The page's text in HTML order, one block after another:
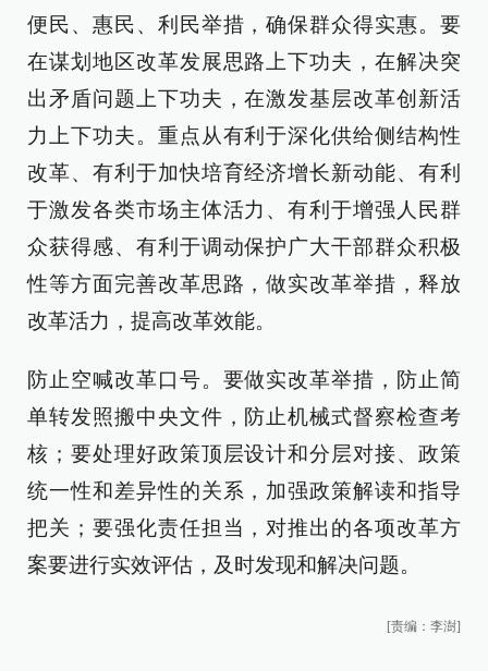
便民、惠民、利民举措，确保群众得实惠。要
在谋划地区改革发展思路上下功夫，在解决突
出矛盾问题上下功夫，在激发基层改革创新活
力上下功夫。重点从有利于深化供给侧结构性
改革、有利于加快培育经济增长新动能、有利
于激发各类市场主体活力、有利于增强人民群
众获得感、有利于调动保护广大干部群众积极
性等方面完善改革思路，做实改革举措，释放
改革活力，提高改革效能。
防止空喊改革口号。要做实改革举措，防止简
单转发照搬中央文件，防止机械式督察检查考
核；要处理好政策顶层设计和分层对接、政策
统一性和差异性的关系，加强政策解读和指导
把关；要强化责任担当，对推出的各项改革方
案要进行实效评估，及时发现和解决问题。
[责编：李澍]